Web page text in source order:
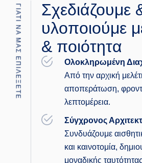
ΓΙΑΤΙ ΝΑ ΜΑΣ ΕΠΙΛΕΞΕΤΕ
Σχεδιάζουμε
υλοποιούμε
& ποιότητα
Ολοκληρωμένη
Από την αρχική
αποπεράτωση,
λεπτομέρεια.
Σύγχρονος
Συνδυάζουμε
και καινοτομία,
μοναδικής